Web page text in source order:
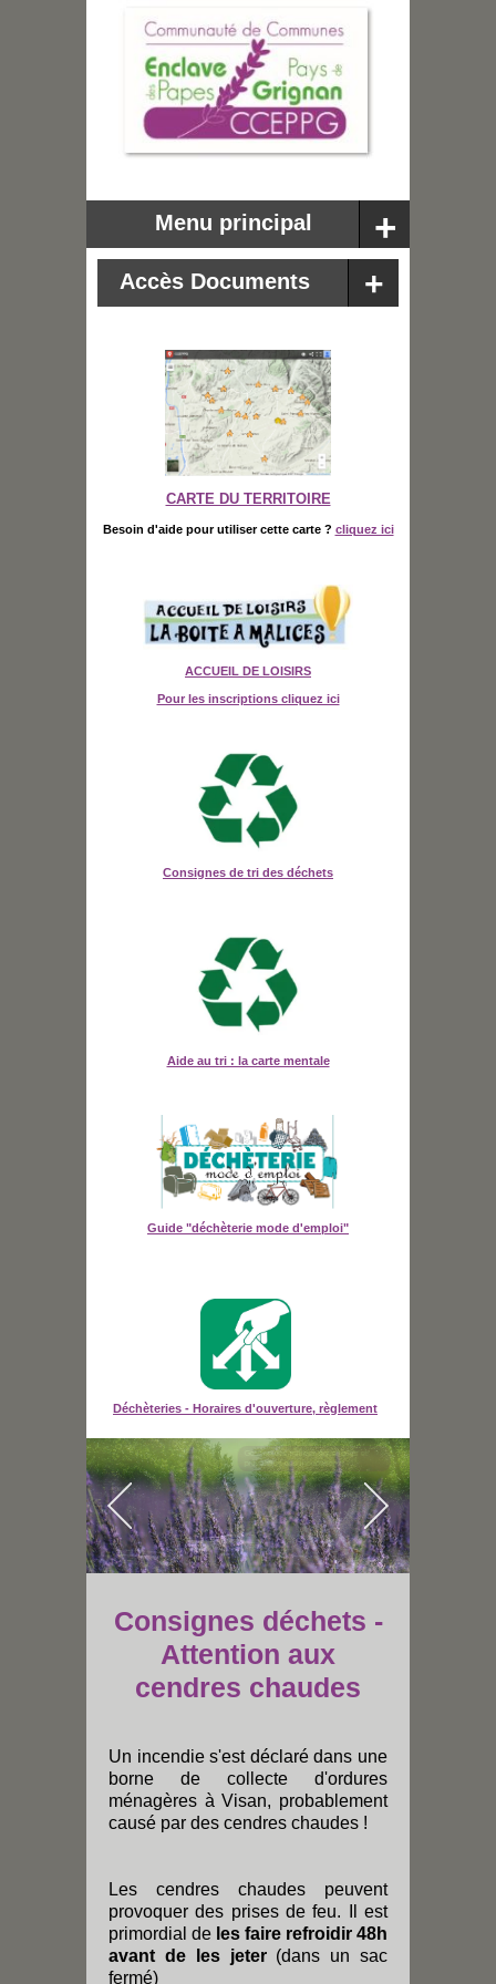
Menu principal
Accès Documents
CARTE DU TERRITOIRE
Besoin d'aide pour utiliser cette carte ? cliquez ici
ACCUEIL DE LOISIRS
Pour les inscriptions cliquez ici
Consignes de tri des déchets
Aide au tri : la carte mentale
Guide "déchèterie mode d'emploi"
Déchèteries - Horaires d'ouverture, règlement
Gestion des milieux aquatiques et
prévention des inondations
Consignes déchets -
Attention aux
cendres chaudes
Un incendie s'est déclaré dans une
borne de collecte d'ordures
ménagères à Visan, probablement
causé par des cendres chaudes !
Les cendres chaudes peuvent
provoquer des prises de feu. Il est
primordial de les faire refroidir 48h
avant de les jeter(dans un sac
fermé)